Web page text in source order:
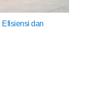
Efisiensi dan